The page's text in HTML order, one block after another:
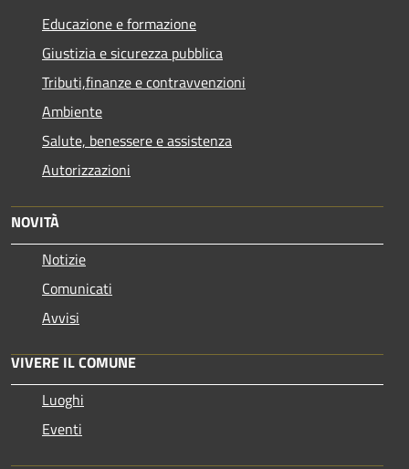
Educazione e formazione
Giustizia e sicurezza pubblica
Tributi,finanze e contravvenzioni
Ambiente
Salute, benessere e assistenza
Autorizzazioni
NOVITÀ
Notizie
Comunicati
Avvisi
VIVERE IL COMUNE
Luoghi
Eventi